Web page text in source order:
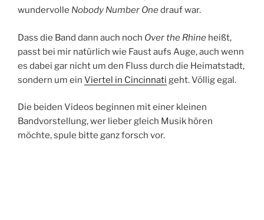
wundervolle Nobody Number Onedrauf war.
Dass die Band dann auch noch Over the Rhine heißt,
passt bei mir natürlich wie Faust aufs Auge, auch wenn
es dabei gar nicht um den Fluss durch die Heimatstadt,
sondern um ein Viertel in Cincinnati geht. Völlig egal.
Die beiden Videos beginnen mit einer kleinen
Bandvorstellung, wer lieber gleich Musik hören
möchte, spule bitte ganz forsch vor.